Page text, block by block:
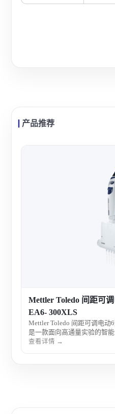
产品推荐
Mettler Toledo 间距可
EA6- 300XLS
Mettler Toledo 间距可调电动
是一款面向高通量实验的智
间距灵活调节与电动精准控
查看详情 →